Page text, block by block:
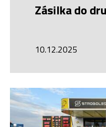
Zásilka do
10.12.2025